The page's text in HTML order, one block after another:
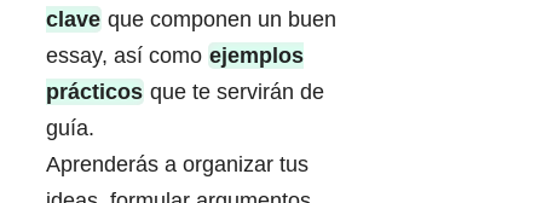
clave que componen un buen
essay, así como ejemplos
prácticos que te servirán de
guía.
Aprenderás a organizar tus